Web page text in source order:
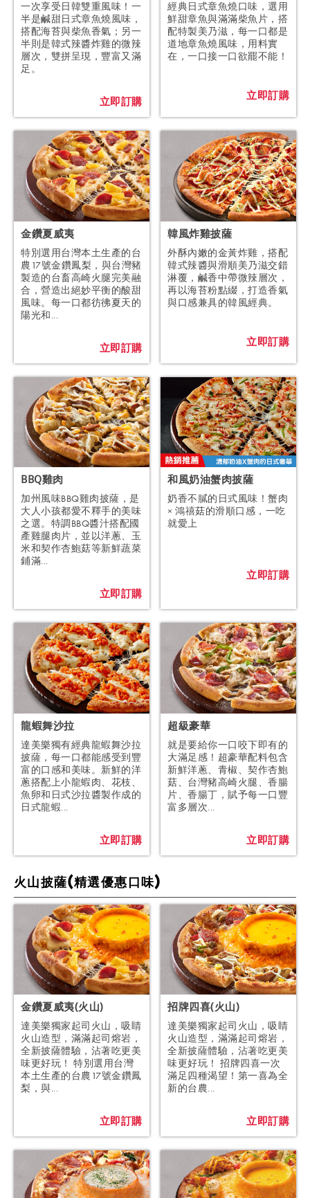
一次享受日韓雙重風味！一
半是鹹甜日式章魚燒風味，
搭配海苔與柴魚香氣；另一
半則是韓式辣醬炸雞的微辣
層次，雙拼呈現，豐富又滿
足。
立即訂購
經典日式章魚燒口味，選用
鮮甜章魚與滿滿柴魚片，搭
配特製美乃滋，每一口都是
道地章魚燒風味，用料實
在，一口接一口欲罷不能！
立即訂購
金鑽夏威夷
特別選用台灣本土生產的台
農17號金鑽鳳梨，與台灣豬
製造的台畜高崎火腿完美融
合，營造出絕妙平衡的酸甜
風味。每一口都彷彿夏天的
陽光和...
立即訂購
韓風炸雞披薩
外酥內嫩的金黃炸雞，搭配
韓式辣醬與滑順美乃滋交錯
淋覆，鹹香中帶微辣層次，
再以海苔粉點綴，打造香氣
與口感兼具的韓風經典。
立即訂購
BBQ雞肉
加州風味BBQ雞肉披薩，是
大人小孩都愛不釋手的美味
之選。特調BBQ醬汁搭配國
產雞腿肉片，並以洋蔥、玉
米和契作杏鮑菇等新鮮蔬菜
鋪滿...
立即訂購
和風奶油蟹肉披薩
奶香不膩的日式風味！蟹肉
× 鴻禧菇的滑順口感，一吃
就愛上
立即訂購
龍蝦舞沙拉
達美樂獨有經典龍蝦舞沙拉
披薩，每一口都能感受到豐
富的口感和美味。新鮮的洋
蔥搭配上小龍蝦肉、花枝、
魚卵和日式沙拉醬製作成的
日式龍蝦...
立即訂購
超級豪華
就是要給你一口咬下即有的
大滿足感！超豪華配料包含
新鮮洋蔥、青椒、契作杏鮑
菇、台灣豬高崎火腿、香腸
片、香腸丁，賦予每一口豐
富多層次...
立即訂購
火山披薩(精選優惠口味)
金鑽夏威夷(火山)
達美樂獨家起司火山，吸睛
火山造型，滿滿起司熔岩，
全新披薩體驗，沾著吃更美
味更好玩！ 特別選用台灣
本土生產的台農17號金鑽鳳
梨，與...
立即訂購
招牌四喜(火山)
達美樂獨家起司火山，吸睛
火山造型，滿滿起司熔岩，
全新披薩體驗，沾著吃更美
味更好玩！ 招牌四喜一次
滿足四種渴望！第一喜為全
新的台農...
立即訂購